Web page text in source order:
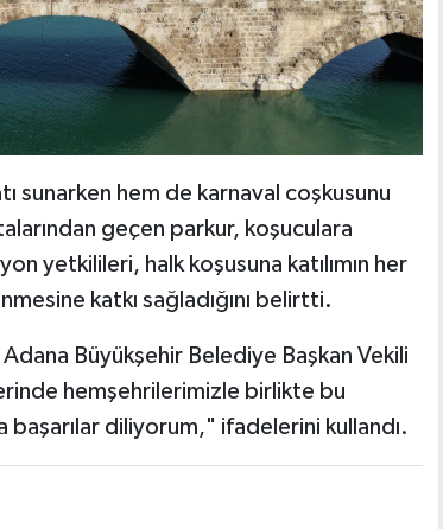
sunarken hem de karnaval coşkusunu
geçen parkur, koşuculara
yetkilileri, halk koşusuna katılımın her
katkı sağladığını belirtti.
Büyükşehir Belediye Başkan Vekili
hemşehrilerimizle birlikte bu
başarılar diliyorum," ifadelerini kullandı.